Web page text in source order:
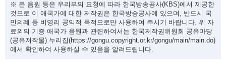
※ 본 음원 등은 우리부의 요청에 따라 한국방송공사(KBS)에서 제공한
것으로 이 애국가에 대한 저작권은 한국방송공사에 있으며, 반드시 국
민의례 등 비영리 공익적 목적으로만 사용하여 주시기 바랍니다. 위 자
료외의 기증 애국가 음원과 관련하여서는 한국저작권위원회 공유마당
(공유저작물) 누리집(https://gongu.copyright.or.kr/gongu/main/main.do)
에서 확인하여 사용하실 수 있음을 알려드립니다.